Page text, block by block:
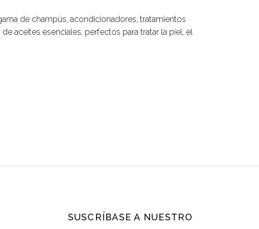
de champús, acondicionadores, tratamientos
aceites esenciales, perfectos para tratar la piel, el
SUSCRÍBASE A NUESTRO